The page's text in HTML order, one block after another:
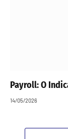
Payroll: O
14/05/2026